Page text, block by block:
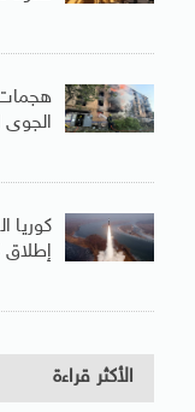
كوريا
إطلاق
الأكثر قراءة